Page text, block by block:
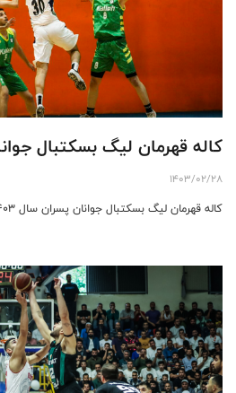
کاله قهرمان لیگ بسکتبال
1403/02/28
کاله قهرمان لیگ بسکتبال جوانان پسران سال ۱۴۰۳ شد.